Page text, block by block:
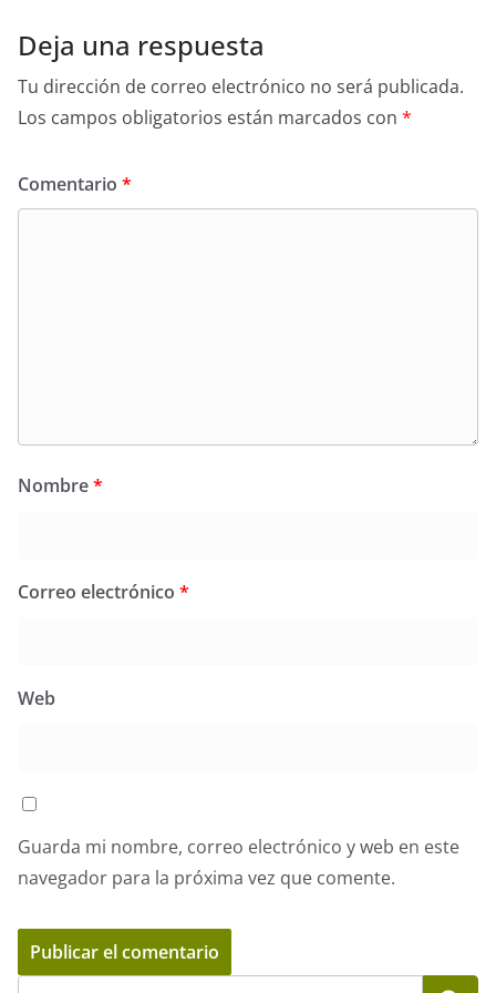
Deja una respuesta
Tu dirección de correo electrónico no será publicada.
Los campos obligatorios están marcados con *
Comentario *
Nombre*
Correo electrónico *
Web
Guarda mi nombre, correo electrónico y web en este
navegador para la próxima vez que comente.